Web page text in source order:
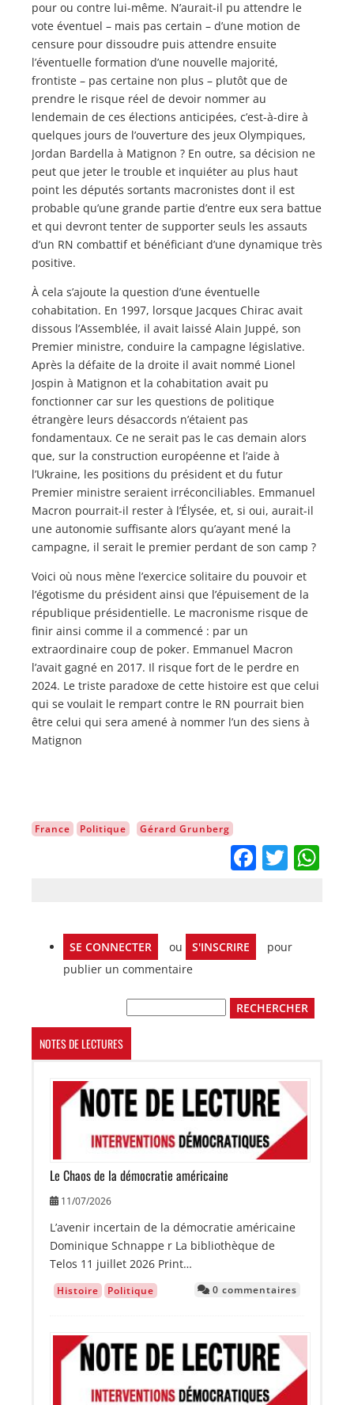
pour ou contre lui-même. N’aurait-il pu attendre le
vote éventuel – mais pas certain – d’une motion de
censure pour dissoudre puis attendre ensuite
l’éventuelle formation d’une nouvelle majorité,
frontiste – pas certaine non plus – plutôt que de
prendre le risque réel de devoir nommer au
lendemain de ces élections anticipées, c’est-à-dire à
quelques jours de l’ouverture des jeux Olympiques,
Jordan Bardella à Matignon ? En outre, sa décision ne
peut que jeter le trouble et inquiéter au plus haut
point les députés sortants macronistes dont il est
probable qu’une grande partie d’entre eux sera battue
et qui devront tenter de supporter seuls les assauts
d’un RN combattif et bénéficiant d’une dynamique très
positive.
À cela s’ajoute la question d’une éventuelle
cohabitation. En 1997, lorsque Jacques Chirac avait
dissous l’Assemblée, il avait laissé Alain Juppé, son
Premier ministre, conduire la campagne législative.
Après la défaite de la droite il avait nommé Lionel
Jospin à Matignon et la cohabitation avait pu
fonctionner car sur les questions de politique
étrangère leurs désaccords n’étaient pas
fondamentaux. Ce ne serait pas le cas demain alors
que, sur la construction européenne et l’aide à
l’Ukraine, les positions du président et du futur
Premier ministre seraient irréconciliables. Emmanuel
Macron pourrait-il rester à l’Élysée, et, si oui, aurait-il
une autonomie suffisante alors qu’ayant mené la
campagne, il serait le premier perdant de son camp ?
Voici où nous mène l’exercice solitaire du pouvoir et
l’égotisme du président ainsi que l’épuisement de la
république présidentielle. Le macronisme risque de
finir ainsi comme il a commencé : par un
extraordinaire coup de poker. Emmanuel Macron
l’avait gagné en 2017. Il risque fort de le perdre en
2024. Le triste paradoxe de cette histoire est que celui
qui se voulait le rempart contre le RN pourrait bien
être celui qui sera amené à nommer l’un des siens à
Matignon
France Politique Gérard Grunberg
SE CONNECTER ou S'INSCRIRE
pour
publier un commentaire
NOTES DE LECTURES
Image
Le Chaos de la démocratie américaine
11/07/2026
L’avenir incertain de la démocratie américaine
Dominique Schnappe r La bibliothèque de
Telos 11 juillet 2026 Print…
Histoire Politique 0 commentaires
Image